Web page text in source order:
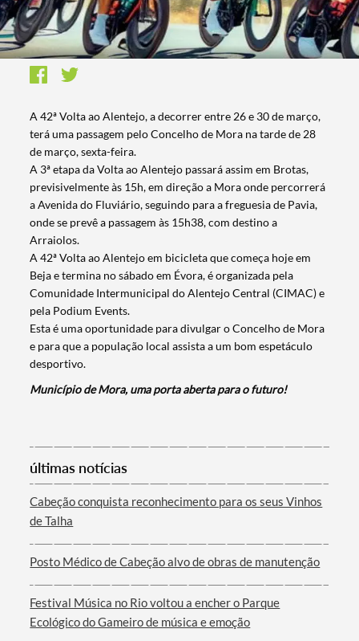
Categorias gerais
A 42ª Volta ao Alentejo, a decorrer entre 26 e 30 de março,
terá uma passagem pelo Concelho de Mora na tarde de 28
de março, sexta-feira.
A 3ª etapa da Volta ao Alentejo passará assim em Brotas,
previsivelmente às 15h, em direção a Mora onde percorrerá
a Avenida do Fluviário, seguindo para a freguesia de Pavia,
onde se prevê a passagem às 15h38, com destino a
Arraiolos.
A 42ª Volta ao Alentejo em bicicleta que começa hoje em
Beja e termina no sábado em Évora, é organizada pela
Comunidade Intermunicipal do Alentejo Central (CIMAC) e
pela Podium Events.
Esta é uma oportunidade para divulgar o Concelho de Mora
e para que a população local assista a um bom espetáculo
desportivo.
Município de Mora, uma porta aberta para o futuro!
últimas notícias
Cabeção conquista reconhecimento para os seus Vinhos
de Talha
Posto Médico de Cabeção alvo de obras de manutenção
Festival Música no Rio voltou a encher o Parque
Ecológico do Gameiro de música e emoção